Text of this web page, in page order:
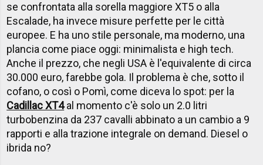
se confrontata alla sorella maggiore XT5 o alla
Escalade, ha invece misure perfette per le città
europee. E ha uno stile personale, ma moderno, una
plancia come piace oggi: minimalista e high tech.
Anche il prezzo, che negli USA è l'equivalente di circa
30.000 euro, farebbe gola. Il problema è che, sotto il
cofano, o così o Pomì, come diceva lo spot: per la
Cadillac XT4al momento c'è solo un 2.0 litri
turbobenzina da 237 cavalli abbinato a un cambio a 9
rapporti e alla trazione integrale on demand. Diesel o
ibrida no?